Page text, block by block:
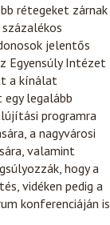
rétegeket zárnak
jelentős
Egyensúly Intézet
a kínálat
legalább
programra
a nagyvárosi
valamint
hogy a
vidéken pedig a
konferenciáján is